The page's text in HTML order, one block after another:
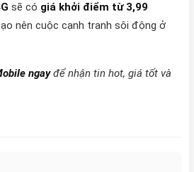
sẽ có giá khởi điểm từ 3,99
nên cuộc cạnh tranh sôi động ở
ngayđể nhận tin hot, giá tốt và